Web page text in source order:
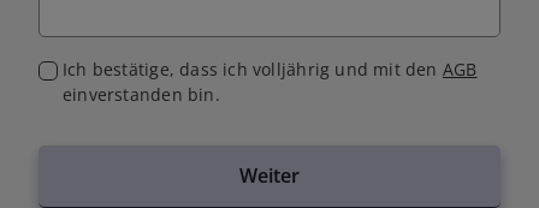
Ich bestätige, dass ich volljährig und mit den AGB
einverstanden bin.
Weiter